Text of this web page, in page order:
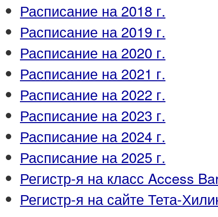
Расписание на 2018 г.
Расписание на 2019 г.
Расписание на 2020 г.
Расписание на 2021 г.
Расписание на 2022 г.
Расписание на 2023 г.
Расписание на 2024 г.
Расписание на 2025 г.
Регистр-я на класс Access
Регистр-я на сайте Тета-